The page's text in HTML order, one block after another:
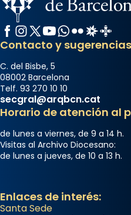
Facebook
Instagram
X / Twitter
YouTube
WhatsApp
FlickrRadio Estel
Contacto y
C. del Bisbe, 5
08002 Barcelona
Telf. 93 270 10 10
secgral@arqbcn.cat
Horario de atención al
de lunes a viernes, de 9 a 14 h.
Visitas al Archivo Diocesano:
de lunes a jueves, de 10 a 13 h.
Enlaces de interés:
Santa Sede